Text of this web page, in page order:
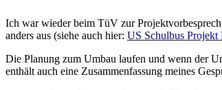
Ich war wieder beim TüV zur
anders aus (siehe auch hier: US Schulbus Projekt
Die Planung zum Umbau laufen und wenn der
enthält auch eine Zusammenfassung meines